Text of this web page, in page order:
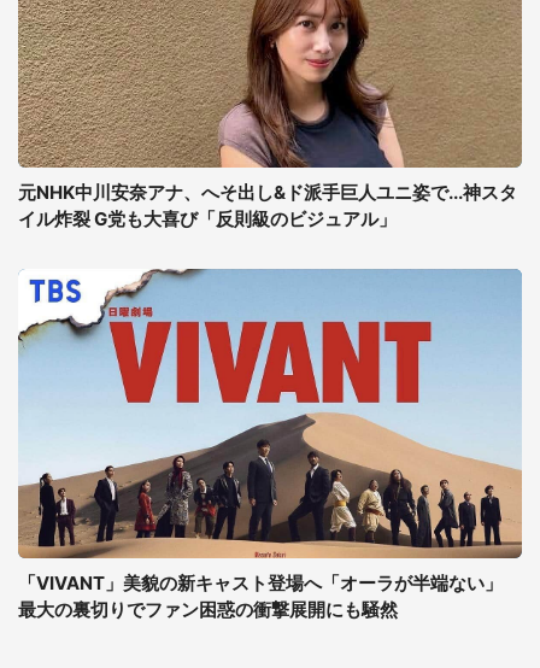
元NHK中川安奈アナ、へそ出し&ド派手巨人ユニ姿で...神スタ
イル炸裂 G党も大喜び「反則級のビジュアル」
「VIVANT」美貌の新キャスト登場へ「オーラが半端ない」
最大の裏切りでファン困惑の衝撃展開にも騒然